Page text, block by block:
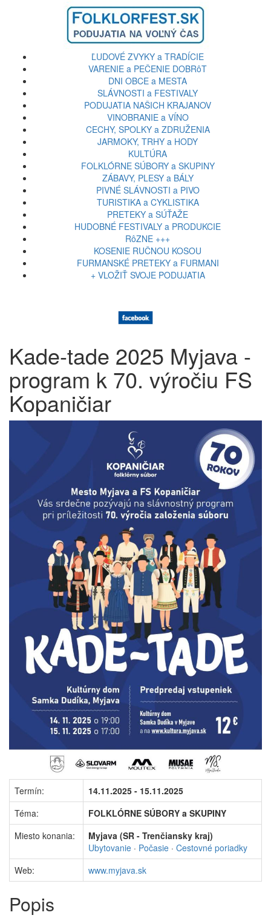
ĽUDOVÉ ZVYKY a TRADÍCIE
VARENIE a PEČENIE DOBRôT
DNI OBCE a MESTA
SLÁVNOSTI a FESTIVALY
PODUJATIA NAŠICH KRAJANOV
VINOBRANIE a VÍNO
CECHY, SPOLKY a ZDRUŽENIA
JARMOKY, TRHY a HODY
KULTÚRA
FOLKLÓRNE SÚBORY a SKUPINY
ZÁBAVY, PLESY a BÁLY
PIVNÉ SLÁVNOSTI a PIVO
TURISTIKA a CYKLISTIKA
PRETEKY a SÚŤAŽE
HUDOBNÉ FESTIVALY a PRODUKCIE
RôZNE +++
KOSENIE RUČNOU KOSOU
FURMANSKÉ PRETEKY a FURMANI
+ VLOŽIŤ SVOJE PODUJATIA
Kade-tade 2025 Myjava -
program k 70. výročiu FS
Kopaničiar
Termín:
14.11.2025 - 15.11.2025
Téma:
FOLKLÓRNE SÚBORY a SKUPINY
Miesto konania:
Myjava (SR - Trenčiansky kraj)
Ubytovanie · Počasie · Cestovné poriadky
Web:
www.myjava.sk
Popis